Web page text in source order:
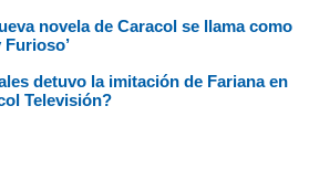
novela de Caracol se llama como
Furioso’
detuvo la imitación de Fariana en
Televisión?